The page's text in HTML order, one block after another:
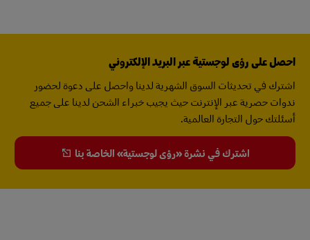
احصل على رؤى لوجستية عبر البريد الإلكتروني
اشترك في تحديثات السوق الشهرية لدينا واحصل على دعوة لحضور
ندوات حصرية عبر الإنترنت حيث يجيب خبراء الشحن لدينا على جميع
أسئلتك حول التجارة العالمية.
اشترك في نشرة «رؤى لوجستية» الخاصة بنا